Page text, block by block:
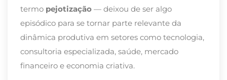
termo pejotização — deixou de ser algo
episódico para se tornar parte relevante da
dinâmica produtiva em setores como tecnologia,
consultoria especializada, saúde, mercado
financeiro e economia criativa.